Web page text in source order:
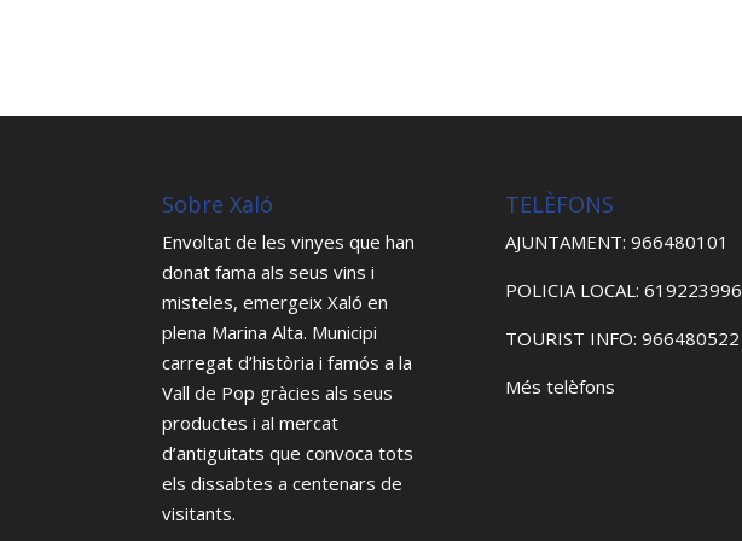
Sobre Xaló
Envoltat de les vinyes que han
donat fama als seus vins i
misteles, emergeix Xaló en
plena Marina Alta. Municipi
carregat d’història i famós a la
Vall de Pop gràcies als seus
productes i al mercat
d’antiguitats que convoca tots
els dissabtes a centenars de
visitants.
TELÈFONS
AJUNTAMENT: 966480101
POLICIA LOCAL: 619223996
TOURIST INFO: 966480522
Més telèfons